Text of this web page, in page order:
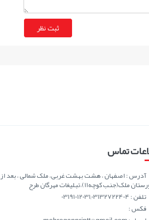
تماس
آدرس : اصفهان ، هشت بهشت غربی، ملک شمالی ، بعد از
ملک(جنب کوچه11)،تبلیغات مهرگان طرح
تلفن : 03191012031,03132722404
فکس :